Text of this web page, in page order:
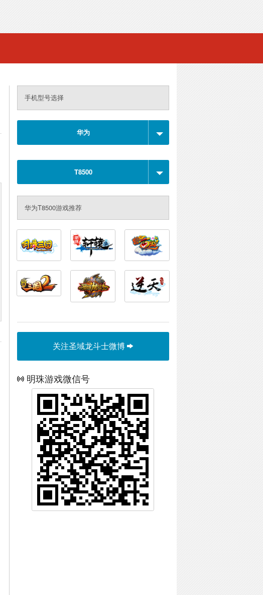
手机型号选择
华为
T8500
华为T8500游戏推荐
关注圣域龙斗士微博
明珠游戏微信号